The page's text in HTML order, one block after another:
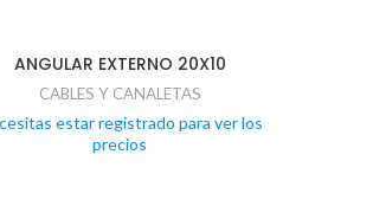
ANGULAR EXTERNO 20X10
CABLES Y CANALETAS
estar registrado para ver los
precios